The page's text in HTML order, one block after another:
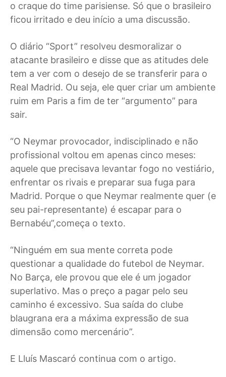
o craque do time parisiense. Só que o brasileiro
ficou irritado e deu início a uma discussão.
O diário “Sport” resolveu desmoralizar o
atacante brasileiro e disse que as atitudes dele
tem a ver com o desejo de se transferir para o
Real Madrid. Ou seja, ele quer criar um ambiente
ruim em Paris a fim de ter “argumento” para
sair.
“O Neymar provocador, indisciplinado e não
profissional voltou em apenas cinco meses:
aquele que precisava levantar fogo no vestiário,
enfrentar os rivais e preparar sua fuga para
Madrid. Porque o que Neymar realmente quer (e
seu pai-representante) é escapar para o
Bernabéu”,começa o texto.
“Ninguém em sua mente correta pode
questionar a qualidade do futebol de Neymar.
No Barça, ele provou que ele é um jogador
superlativo. Mas o preço a pagar pelo seu
caminho é excessivo. Sua saída do clube
blaugrana era a máxima expressão de sua
dimensão como mercenário”.
E Lluís Mascaró continua com o artigo.